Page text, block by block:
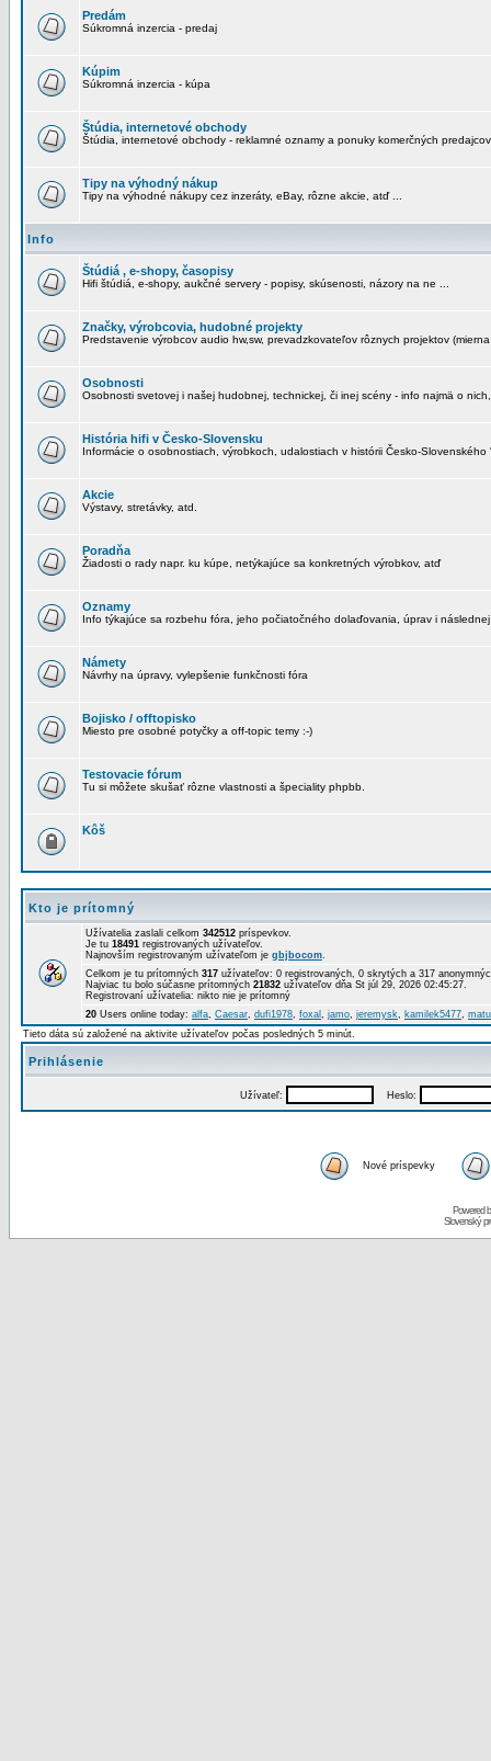
Predám
Súkromná inzercia - predaj
Kúpim
Súkromná inzercia - kúpa
Štúdia, internetové obchody
Štúdia, internetové obchody - reklamné oznamy a ponuky komerčných predajcov
Tipy na výhodný nákup
Tipy na výhodné nákupy cez inzeráty, eBay, rôzne akcie, atď ...
Info
Štúdiá , e-shopy, časopisy
Hifi štúdiá, e-shopy, aukčné servery - popisy, skúsenosti, názory na ne ...
Značky, výrobcovia, hudobné projekty
Predstavenie výrobcov audio hw,sw, prevadzkovateľov rôznych projektov
Osobnosti
Osobnosti svetovej i našej hudobnej, technickej, či inej scény - info najmä o
História hifi v Česko-Slovensku
Informácie o osobnostiach, výrobkoch, udalostiach v histórii Česko-Slovenského
Akcie
Výstavy, stretávky, atd.
Poradňa
Žiadosti o rady napr. ku kúpe, netýkajúce sa konkretných výrobkov, atď
Oznamy
Info týkajúce sa rozbehu fóra, jeho počiatočného dolaďovania, úprav i
Námety
Návrhy na úpravy, vylepšenie funkčnosti fóra
Bojisko / offtopisko
Miesto pre osobné potyčky a off-topic temy :-)
Testovacie fórum
Tu si môžete skušať rôzne vlastnosti a špeciality phpbb.
Kôš
Kto je prítomný
Užívatelia zaslali celkom 342512 príspevkov.
Je tu 18491 registrovaných užívateľov.
Najnovším registrovaným užívateľom je gbjbocom.
Celkom je tu prítomných 317 užívateľov: 0 registrovaných, 0 skrytých a 317
Najviac tu bolo súčasne prítomných 21832 užívateľov dňa St júl 29, 2026 02:45:27.
Registrovaní užívatelia: nikto nie je prítomný
20 Users online today: alfa, Caesar, dufi1978, foxal , jamo, jeremysk, kamilek5477,
Tieto dáta sú založené na aktivite užívateľov počas posledných 5 minút.
Prihlásenie
Užívateľ: Heslo:
Nové príspevky
Powered
Slovenský